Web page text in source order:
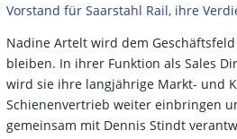
Vorstand für Saarstahl Rail, ihre
Nadine Artelt wird dem
bleiben. In ihrer Funktion als Sales
wird sie ihre langjährige Markt- und
Schienenvertrieb weiter einbringen
gemeinsam mit Dennis Stindt